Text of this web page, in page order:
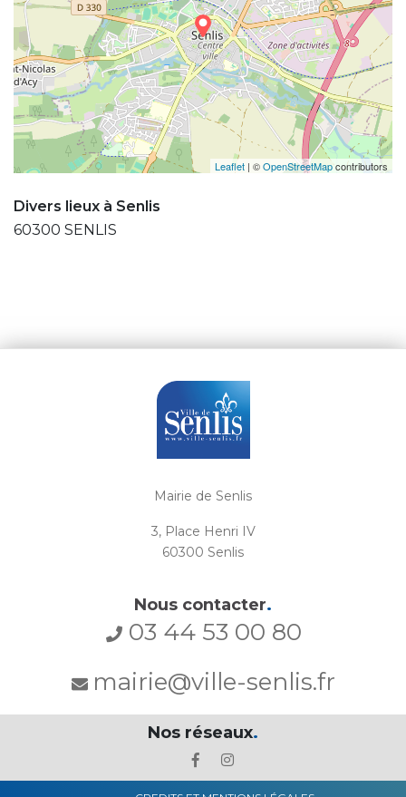
Leaflet | ©OpenStreetMapcontributors
Divers lieux à Senlis
60300 SENLIS
Mairie de Senlis
3, Place Henri IV
60300 Senlis
Nous contacter.
03 44 53 00 80
mairie@ville-senlis.fr
Nos réseaux.